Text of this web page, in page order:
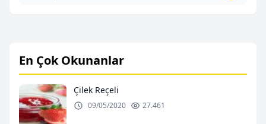
En Çok Okunanlar
Çilek Reçeli
09/05/2020 27.461